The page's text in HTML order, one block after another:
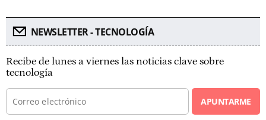
NEWSLETTER - TECNOLOGÍA
Recibe de lunes a viernes las noticias clave sobre
tecnología
APUNTARME